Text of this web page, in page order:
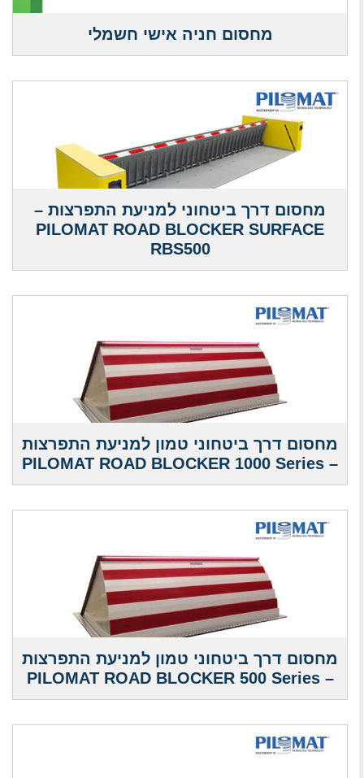
מחסום חניה אישי חשמלי
מחסום דרך ביטחוני למניעת התפרצות –
PILOMAT ROAD BLOCKER SURFACE
RBS500
מחסום דרך ביטחוני טמון למניעת התפרצות
– PILOMAT ROAD BLOCKER 1000 Series
מחסום דרך ביטחוני טמון למניעת התפרצות
– PILOMAT ROAD BLOCKER 500 Series